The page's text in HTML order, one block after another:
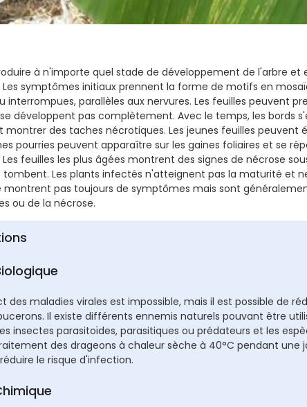
à n'importe quel stade de développement de l'arbre et
Les symptômes initiaux prennent la forme de motifs en
interrompues, parallèles aux nervures. Les feuilles peuvent
développent pas complètement. Avec le temps, les bords
montrer des taches nécrotiques. Les jeunes feuilles peuvent
pourries peuvent apparaître sur les gaines foliaires et se
feuilles les plus âgées montrent des signes de nécrose
Les plants infectés n'atteignent pas la maturité et
montrent pas toujours de symptômes mais sont
ou de la nécrose.
des maladies virales est impossible, mais il est possible de
Il existe différents ennemis naturels pouvant être
insectes parasitoïdes, parasitiques ou prédateurs et les
des drageons à chaleur sèche à 40°C pendant une
le risque d'infection.